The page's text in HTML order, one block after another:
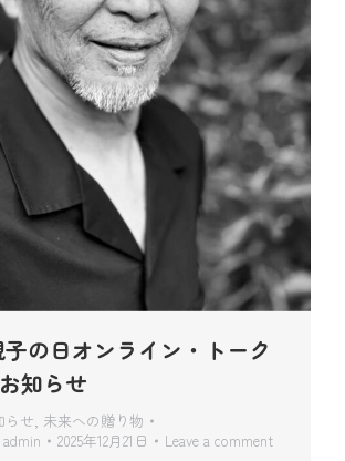
の日オンライン・トーク
知らせ
らせ, 未来への贈り物
admin 2025年12月21日 Leave a comment